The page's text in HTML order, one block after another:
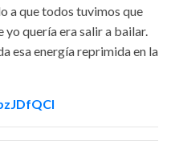
a que todos tuvimos que
yo quería era salir a bailar.
esa energía reprimida en la